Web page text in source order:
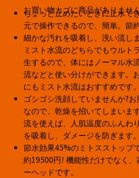
お買い物カゴに商品がありませ
ちょっと止めたいときに止水で
元で操作できるので、簡単。節
細かな汚れを吸着し、洗い流し
ミスト水流のどちらでもウルト
生するので、体にはノーマル水
流などと使い分けができます。
にもミスト水流はおすすめです。
ゴシゴシ洗顔していませんか?
なので、乾燥を招いてしまいま
流を使えば、人肌温度のふんわ
を吸着し、ダメージを防ぎます。
節水効果45%のミトスストップ
約19500円! 機能性だけでなく
ーヘッドです。